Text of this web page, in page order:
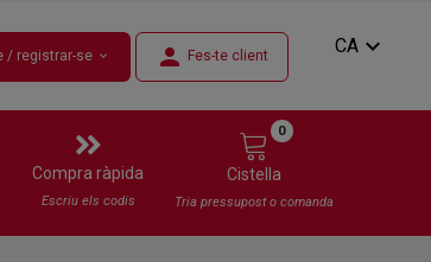
/ registrar-se expand_more person Fes-te client CA expand_more
Compra ràpida
Escriu els codis
Cistella
0
Tria pressupost o comanda